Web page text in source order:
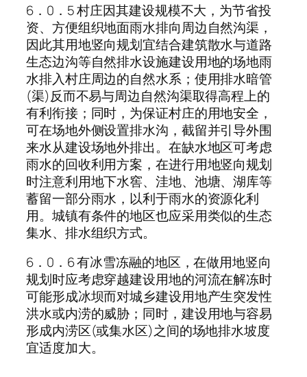
6．0．5 村庄因其建设规模不大，为节省投
资、方便组织地面雨水排向周边自然沟渠，
因此其用地竖向规划宜结合建筑散水与道路
生态边沟等自然排水设施建设用地的场地雨
水排入村庄周边的自然水系；使用排水暗管
(渠)反而不易与周边自然沟渠取得高程上的
有利衔接；同时，为保证村庄的用地安全，
可在场地外侧设置排水沟，截留并引导外围
来水从建设场地外排出。在缺水地区可考虑
雨水的回收利用方案，在进行用地竖向规划
时注意利用地下水窖、洼地、池塘、湖库等
蓄留一部分雨水，以利于雨水的资源化利
用。城镇有条件的地区也应采用类似的生态
集水、排水组织方式。
6．0．6 有冰雪冻融的地区，在做用地竖向
规划时应考虑穿越建设用地的河流在解冻时
可能形成冰坝而对城乡建设用地产生突发性
洪水或内涝的威胁；同时，建设用地与容易
形成内涝区(或集水区)之间的场地排水坡度
宜适度加大。